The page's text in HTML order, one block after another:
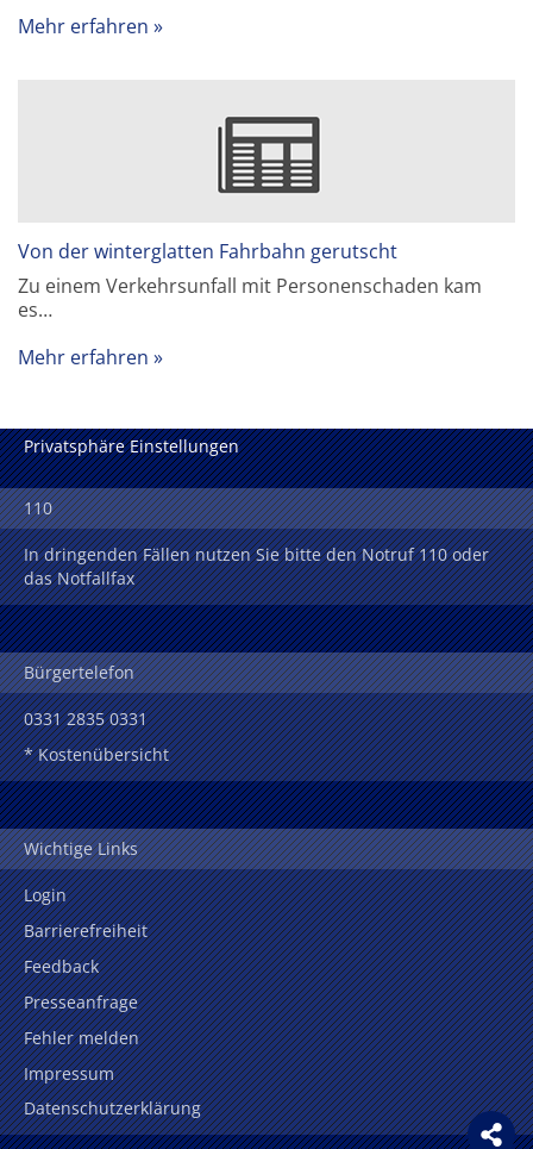
Mehr erfahren
Von der winterglatten Fahrbahn gerutscht
Zu einem Verkehrsunfall mit Personenschaden kam
es…
Mehr erfahren
Privatsphäre Einstellungen
110
In dringenden Fällen nutzen Sie bitte den Notruf 110 oder
das Notfallfax
Bürgertelefon
0331 2835 0331
* Kostenübersicht
Wichtige Links
Login
Barrierefreiheit
Feedback
Presseanfrage
Fehler melden
Impressum
Datenschutzerklärung